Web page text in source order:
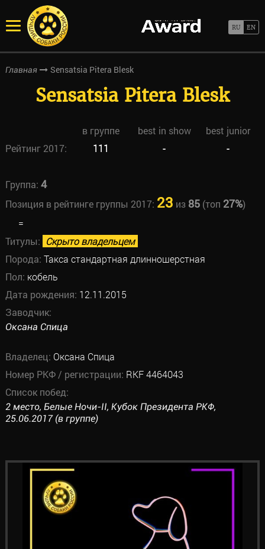
Главная Sensatsia Pitera Blesk
Sensatsia Pitera Blesk
в группе best in show
best junior
Рейтинг 2017:
111 - -
Группа: 4
Позиция в рейтинге группы 2017: 23 из 85(топ 27%)
=
Титулы: Скрыто владельцем
Порода: Такса стандартная длинношерстная
Пол: кобель
Дата рождения: 12.11.2015
Заводчик:
Оксана Спица
Владелец: Оксана Спица
Номер РКФ / регистрации: RKF 4464043
Список побед:
2 место, Белые Ночи-II, Кубок Президента РКФ,
25.06.2017 (в группе)